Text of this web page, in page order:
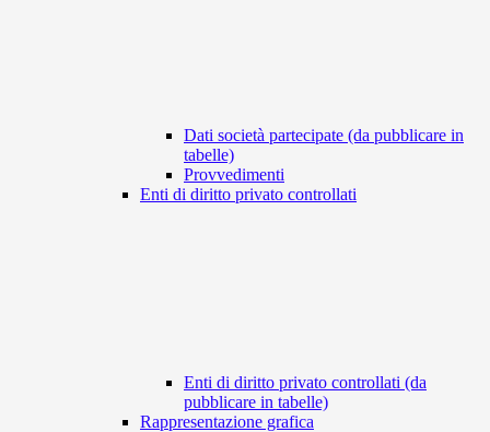
Dati società partecipate (da pubblicare in
tabelle)
Provvedimenti
Enti di diritto privato controllati
Enti di diritto privato controllati (da
pubblicare in tabelle)
Rappresentazione grafica